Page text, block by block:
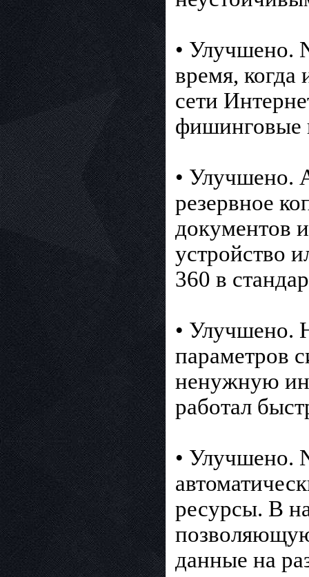
• Улучшено.
время,
сети
фишинговые
• Улучшено.
резервное
документов
устройство
360 в
• Улучшено.
параметров
ненужную
работал
• Улучшено.
ресурсы. В
данные на